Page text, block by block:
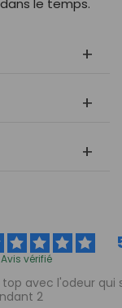
le temps.
Avis vérifié
top avec l'odeur qui
2